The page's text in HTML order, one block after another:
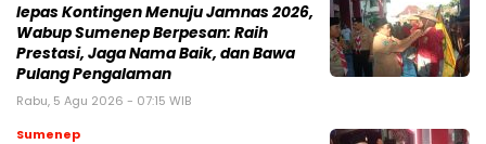
lepas Kontingen Menuju Jamnas 2026,
Wabup Sumenep Berpesan: Raih
Prestasi, Jaga Nama Baik, dan Bawa
Pulang Pengalaman
Rabu, 5 Agu 2026 - 07:15 WIB
Sumenep